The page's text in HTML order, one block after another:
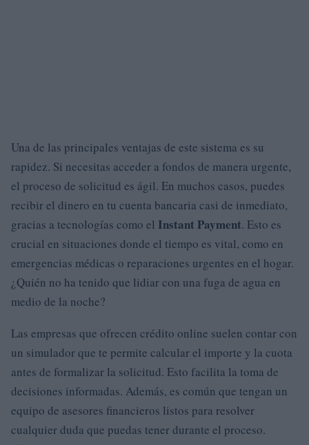
Una de las principales ventajas de este sistema es su
rapidez. Si necesitas acceder a fondos de manera urgente,
el proceso de solicitud es ágil. En muchos casos, puedes
recibir el dinero en tu cuenta bancaria casi de inmediato,
gracias a tecnologías como el Instant Payment. Esto es
crucial en situaciones donde el tiempo es vital, como en
emergencias médicas o reparaciones urgentes en el hogar.
¿Quién no ha tenido que lidiar con una fuga de agua en
medio de la noche?
Las empresas que ofrecen crédito online suelen contar con
un simulador que te permite calcular el importe y la cuota
antes de formalizar la solicitud. Esto facilita la toma de
decisiones informadas. Además, es común que tengan un
equipo de asesores financieros listos para resolver
cualquier duda que puedas tener durante el proceso.